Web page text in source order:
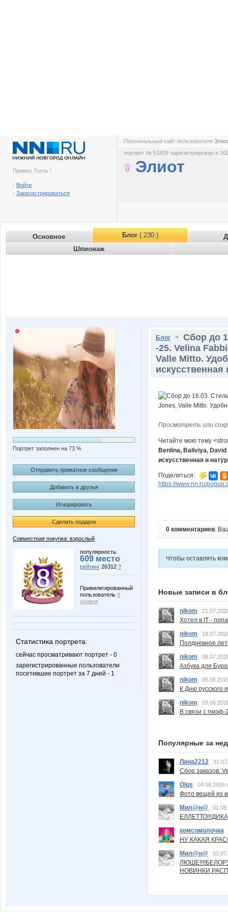
Привет, Гость !
- Войти
- Зарегистрироваться
Персональный сайт пользователя
портрет № 51829 зарегистрирован в
Элиот
Основное Блог( 230 )
Шпионаж
Портрет заполнен на 73 %
Отправить приватное сообщение
Добавить в друзья
Игнорировать
Сделать подарок
Совместная покупка: взрослый
популярность:
609 место
рейтинг 26312 ?
Привилегированный
пользователь 8
уровня
Статистика портрета:
сейчас просматривают портрет - 0
зарегистрированные пользователи
посетившие портрет за 7 дней - 1
Блог > Сбор до
-25. Velina
Valle Mitto.
искусственная
Просмотреть или
Читайте мою тему
Benlina, Baliviya,
искусственная и
Поделиться:
https://www.nn.ru/
0 комментариев.
Чтобы оставлять
Новые записи в
nikom
Хотел в IT -
nikom
Полдневное
nikom
Азбука для
nikom
К Дню русского
nikom
В связи с пмэф-
Популярные за
Лана2212
Сбор заказов.
Olgs
04.08.2026
Фото вещей из
Мил@н@
комсомолочка
НУ КАКАЯ
Мил@н@